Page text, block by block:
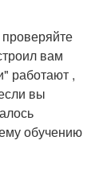
вам
работают ,
вы
обучению